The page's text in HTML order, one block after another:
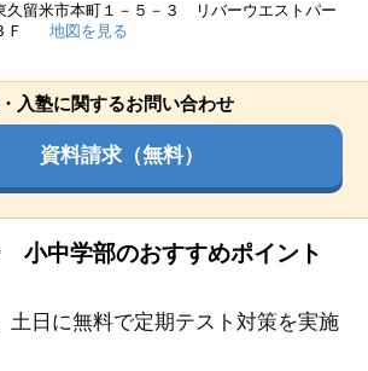
久留米市本町１－５－３ リバーウエストパー
Ｆ
地図を見る
入塾に関するお問い合わせ
資料請求（無料）
小中学部のおすすめポイント
土日に無料で定期テスト対策を実施